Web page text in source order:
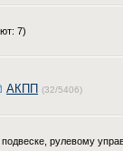
7)
АКПП (32/5406)
рулевому